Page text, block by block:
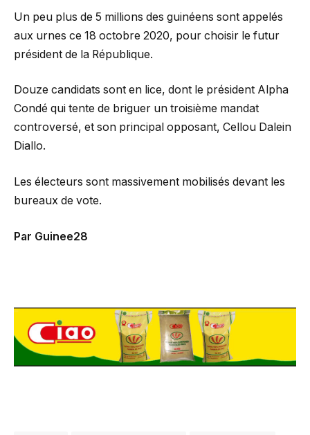
Un peu plus de 5 millions des guinéens sont appelés
aux urnes ce 18 octobre 2020, pour choisir le futur
président de la République.
Douze candidats sont en lice, dont le président Alpha
Condé qui tente de briguer un troisième mandat
controversé, et son principal opposant, Cellou Dalein
Diallo.
Les électeurs sont massivement mobilisés devant les
bureaux de vote.
Par Guinee28